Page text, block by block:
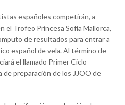
españoles competirán, a
el Trofeo Princesa Sofía Mallorca,
de resultados para entrar a
español de vela. Al término de
el llamado Primer Ciclo
preparación de los JJOO de